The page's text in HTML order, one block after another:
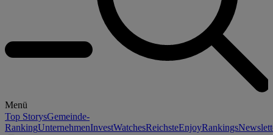
Menü
Top StorysGemeinde-
RankingUnternehmenInvestWatchesReichsteEnjoyRankings